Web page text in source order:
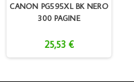
CANON PG595XL BK NERO
300 PAGINE
25,53 €